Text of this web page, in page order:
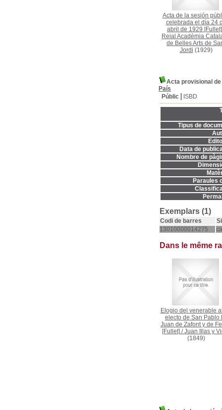
Acta de la sesión
celebrada el día 24
abril de 1929 [Fullet]
Reial Acadèmia
de Belles Arts de
Jordi (1929)
Acta provisional
País
Públic
ISBD
Tipus de
Data de
Nombre de
Paraules
Exemplars (1)
Codi de barres
13010000014275
Dans le même
Elogio del venerable
electo de San Pablo
Juan de Zafont y de
[Fullet] /Juan Illas y
(1849)